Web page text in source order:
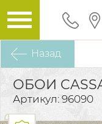
Назад
ОБОИ
Артикул: 96090